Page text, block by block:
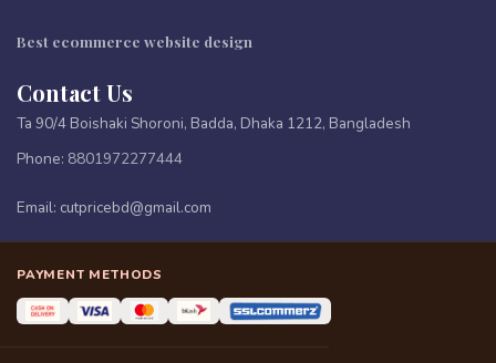
Best ecommerce website design
Contact Us
Ta 90/4 Boishaki Shoroni, Badda, Dhaka 1212, Bangladesh
Phone: 8801972277444
Email: cutpricebd@gmail.com
PAYMENT METHODS